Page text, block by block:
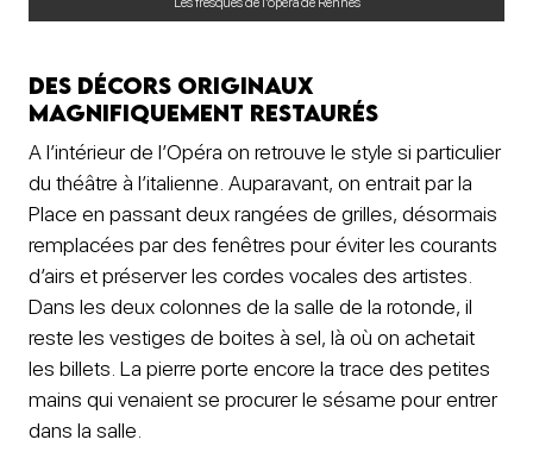
Des décors originaux
magnifiquement restaurés
A l’intérieur de l’Opéra on retrouve le style si particulier
du théâtre à l’italienne. Auparavant, on entrait par la
Place en passant deux rangées de grilles, désormais
remplacées par des fenêtres pour éviter les courants
d’airs et préserver les cordes vocales des artistes.
Dans les deux colonnes de la salle de la rotonde, il
reste les vestiges de boites à sel, là où on achetait
les billets. La pierre porte encore la trace des petites
mains qui venaient se procurer le sésame pour entrer
dans la salle.